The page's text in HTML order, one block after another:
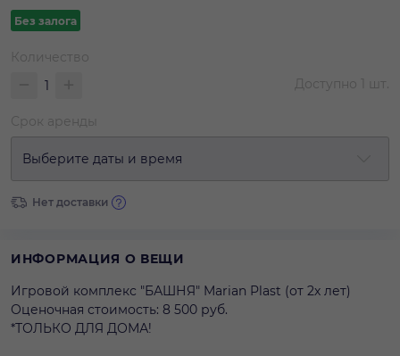
Без залога
Количество
Доступно 1 шт.
Срок аренды
Выберите даты и время
Нет доставки
ИНФОРМАЦИЯ О ВЕЩИ
Игровой комплекс "БАШНЯ" Marian Plast (от 2х лет)
Оценочная стоимость: 8 500 руб.
*ТОЛЬКО ДЛЯ ДОМА!